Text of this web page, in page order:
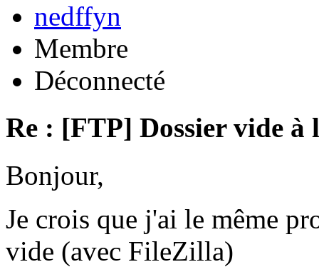
nedffyn
Membre
Déconnecté
Re : [FTP] Dossier vide à
Bonjour,
Je crois que j'ai le même
vide (avec FileZilla)